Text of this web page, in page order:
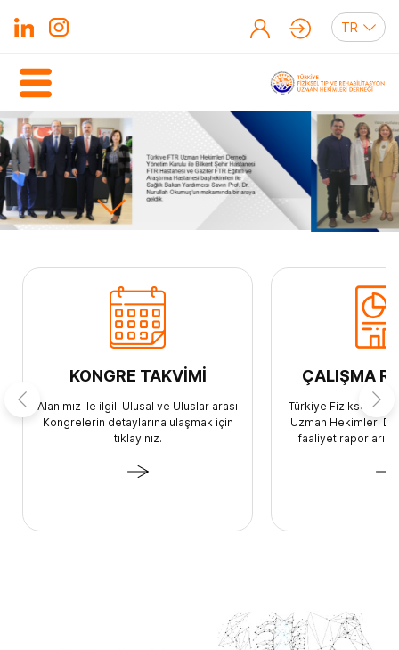
KONGRE TAKVİMİ
Alanımız ile ilgili Ulusal ve Uluslar arası
Kongrelerin detaylarına ulaşmak için
tıklayınız.
ÇALIŞMA
Türkiye Fiziksel Tıp
Uzman Hekimleri
faaliyet